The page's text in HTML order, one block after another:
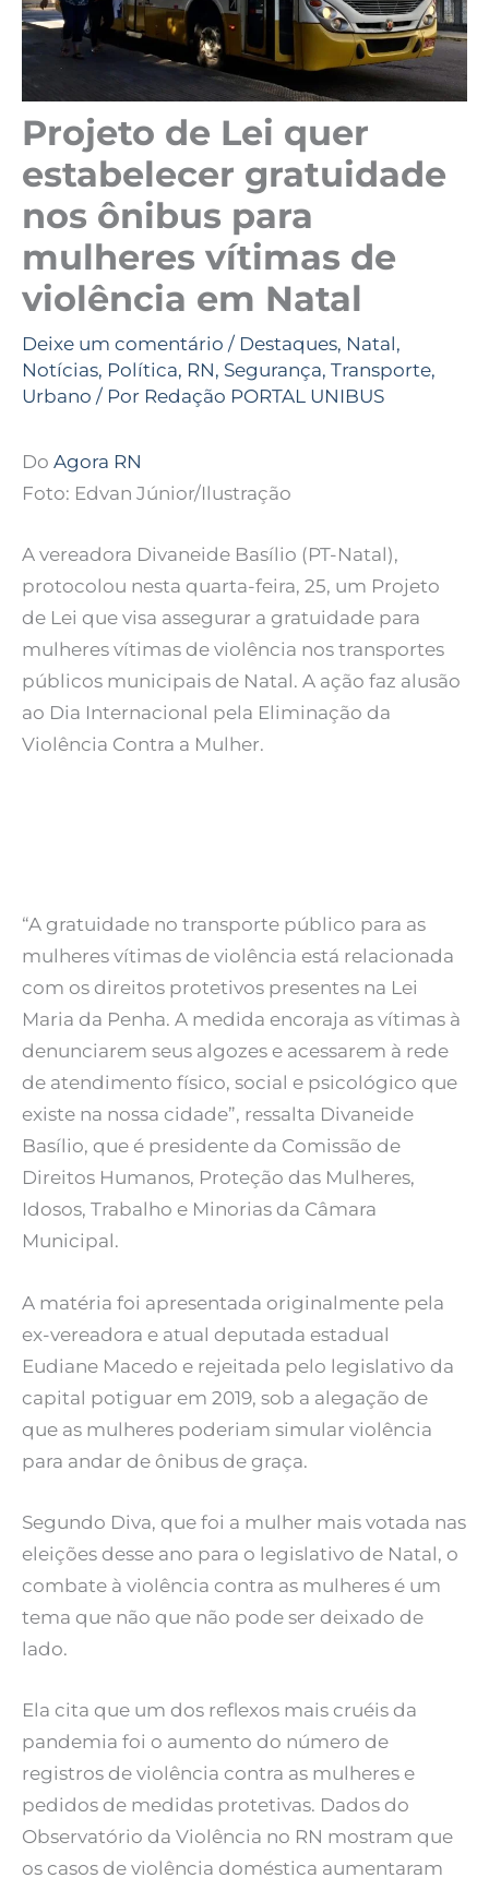
Projeto de Lei quer
estabelecer gratuidade
nos ônibus para
mulheres vítimas de
violência em Natal
Deixe um comentário / Destaques, Natal,
Notícias, Política, RN, Segurança, Transporte,
Urbano / Por Redação PORTAL UNIBUS
Do Agora RN
Foto: Edvan Júnior/Ilustração
A vereadora Divaneide Basílio (PT-Natal),
protocolou nesta quarta-feira, 25, um Projeto
de Lei que visa assegurar a gratuidade para
mulheres vítimas de violência nos transportes
públicos municipais de Natal. A ação faz alusão
ao Dia Internacional pela Eliminação da
Violência Contra a Mulher.
“A gratuidade no transporte público para as
mulheres vítimas de violência está relacionada
com os direitos protetivos presentes na Lei
Maria da Penha. A medida encoraja as vítimas à
denunciarem seus algozes e acessarem à rede
de atendimento físico, social e psicológico que
existe na nossa cidade”, ressalta Divaneide
Basílio, que é presidente da Comissão de
Direitos Humanos, Proteção das Mulheres,
Idosos, Trabalho e Minorias da Câmara
Municipal.
A matéria foi apresentada originalmente pela
ex-vereadora e atual deputada estadual
Eudiane Macedo e rejeitada pelo legislativo da
capital potiguar em 2019, sob a alegação de
que as mulheres poderiam simular violência
para andar de ônibus de graça.
Segundo Diva, que foi a mulher mais votada nas
eleições desse ano para o legislativo de Natal, o
combate à violência contra as mulheres é um
tema que não que não pode ser deixado de
lado.
Ela cita que um dos reflexos mais cruéis da
pandemia foi o aumento do número de
registros de violência contra as mulheres e
pedidos de medidas protetivas. Dados do
Observatório da Violência no RN mostram que
os casos de violência doméstica aumentaram